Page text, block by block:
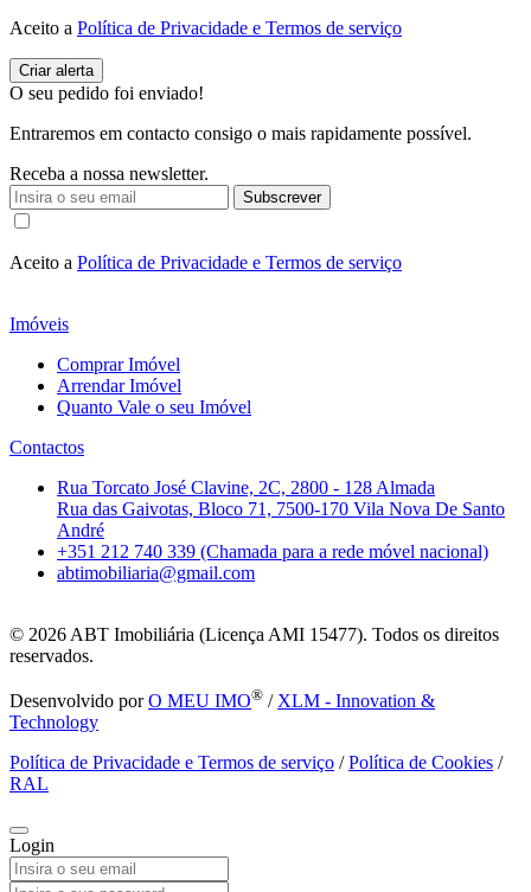
Aceito a Política de Privacidade e Termos de serviço
O seu pedido foi enviado!
Entraremos em contacto consigo o mais rapidamente possível.
Receba a nossa newsletter.
Subscrever
Aceito a Política de Privacidade e Termos de serviço
Imóveis
Comprar Imóvel
Arrendar Imóvel
Quanto Vale o seu Imóvel
Contactos
Rua Torcato José Clavine, 2C, 2800 - 128 Almada
Rua das Gaivotas, Bloco 71, 7500-170 Vila Nova De Santo
André
+351 212 740 339 (Chamada para a rede móvel nacional)
abtimobiliaria@gmail.com
© 2026 ABT Imobiliária (Licença AMI 15477). Todos os direitos
reservados.
Desenvolvido porO MEU IMO® / XLM - Innovation &
Technology
Política de Privacidade e Termos de serviço /Política de Cookies /
RAL
Login